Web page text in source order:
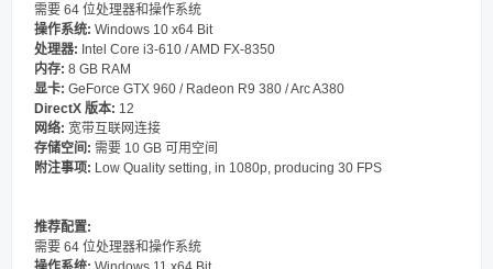
需要 64 位处理器和操作系统
操作系统: Windows 10 x64 Bit
处理器: Intel Core i3-610 / AMD FX-8350
内存: 8 GB RAM
显卡: GeForce GTX 960 / Radeon R9 380 / Arc A380
DirectX 版本: 12
网络: 宽带互联网连接
存储空间: 需要 10 GB 可用空间
附注事项: Low Quality setting, in 1080p, producing 30 FPS
推荐配置:
需要 64 位处理器和操作系统